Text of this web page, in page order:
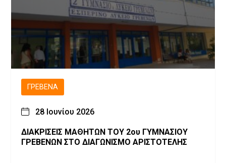
ΓΡΕΒΕΝΆ
28 Ιουνίου 2026
ΔΙΑΚΡΙΣΕΙΣ ΜΑΘΗΤΩΝ ΤΟΥ 2ου ΓΥΜΝΑΣΙΟΥ
ΓΡΕΒΕΝΩΝ ΣΤΟ ΔΙΑΓΩΝΙΣΜΟ ΑΡΙΣΤΟΤΕΛΗΣ